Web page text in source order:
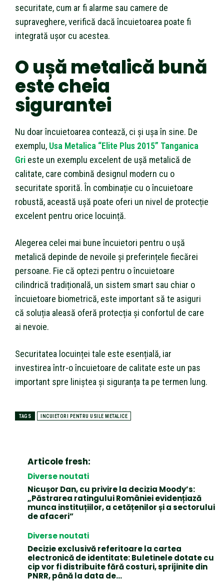
securitate, cum ar fi alarme sau camere de
supraveghere, verifică dacă încuietoarea poate fi
integrată ușor cu acestea.
O ușă metalică bună
este cheia
sigurantei
Nu doar încuietoarea contează, ci și ușa în sine. De
exemplu, Usa Metalica “Elite Plus 2015” Tanganica
Gri este un exemplu excelent de ușă metalică de
calitate, care combină designul modern cu o
securitate sporită. În combinație cu o încuietoare
robustă, această ușă poate oferi un nivel de protecție
excelent pentru orice locuință.
Alegerea celei mai bune încuietori pentru o ușă
metalică depinde de nevoile și preferințele fiecărei
persoane. Fie că optezi pentru o încuietoare
cilindrică tradițională, un sistem smart sau chiar o
încuietoare biometrică, este important să te asiguri
că soluția aleasă oferă protecția și confortul de care
ai nevoie.
Securitatea locuinței tale este esențială, iar
investirea într-o încuietoare de calitate este un pas
important spre liniștea și siguranța ta pe termen lung.
TAGS INCUIETORI PENTRU USILE METALICE
Articole fresh:
Diverse noutati
Nicușor Dan, cu privire la decizia Moody’s:
„Păstrarea ratingului României evidențiază
munca instituțiilor, a cetățenilor și a sectorului
de afaceri”
Diverse noutati
Decizie exclusivă referitoare la cartea
electronică de identitate: Buletinele dotate cu
cip vor fi distribuite fără costuri, sprijinite din
PNRR, până la data de...